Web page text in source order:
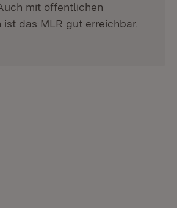
mit öffentlichen
das MLR gut erreichbar.